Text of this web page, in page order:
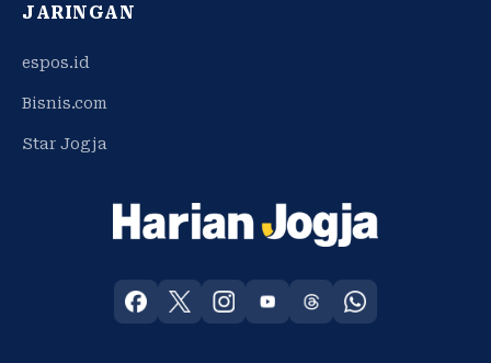
JARINGAN
espos.id
Bisnis.com
Star Jogja